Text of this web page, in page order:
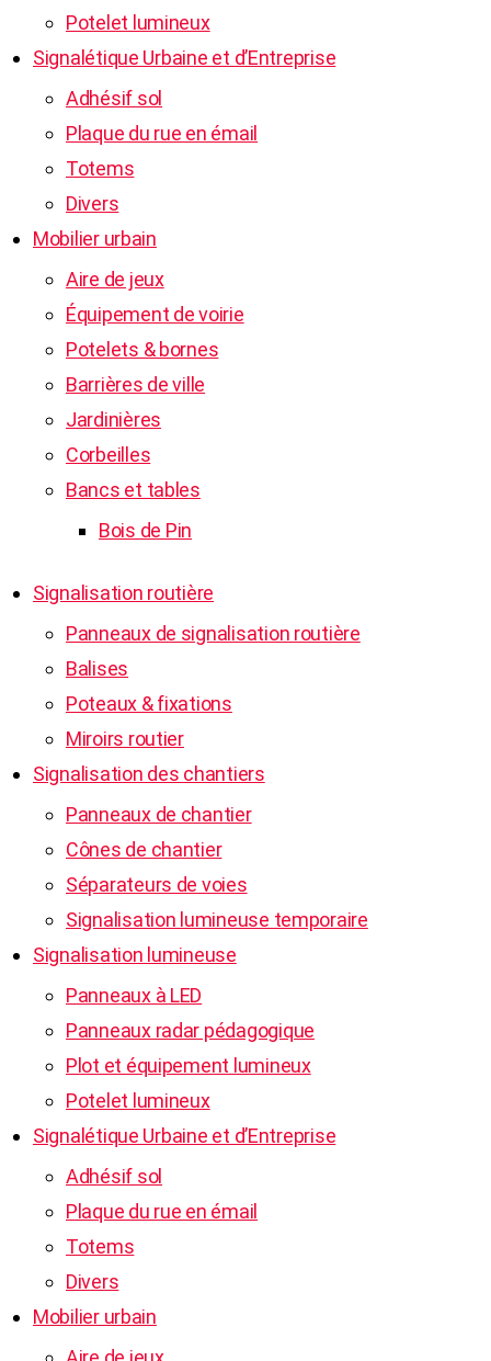
Potelet lumineux
Signalétique Urbaine et d’Entreprise
Adhésif sol
Plaque du rue en émail
Totems
Divers
Mobilier urbain
Aire de jeux
Équipement de voirie
Potelets & bornes
Barrières de ville
Jardinières
Corbeilles
Bancs et tables
Bois de Pin
Signalisation routière
Panneaux de signalisation routière
Balises
Poteaux & fixations
Miroirs routier
Signalisation des chantiers
Panneaux de chantier
Cônes de chantier
Séparateurs de voies
Signalisation lumineuse temporaire
Signalisation lumineuse
Panneaux à LED
Panneaux radar pédagogique
Plot et équipement lumineux
Potelet lumineux
Signalétique Urbaine et d’Entreprise
Adhésif sol
Plaque du rue en émail
Totems
Divers
Mobilier urbain